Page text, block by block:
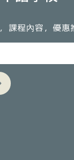
課程內容，優惠